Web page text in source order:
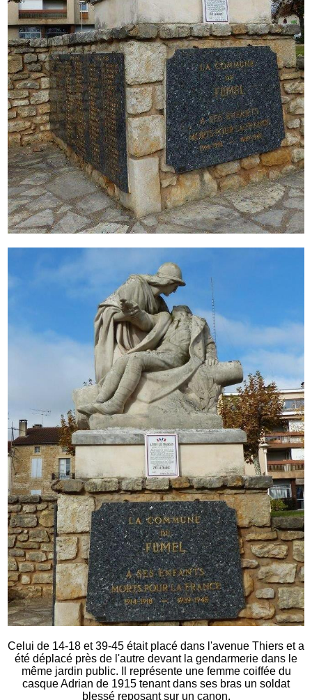
Celui de 14-18 et 39-45 était placé dans l'avenue Thiers et a
été déplacé près de l'autre devant la gendarmerie dans le
même jardin public. Il représente une femme coiffée du
casque Adrian de 1915 tenant dans ses bras un soldat
blessé reposant sur un canon.